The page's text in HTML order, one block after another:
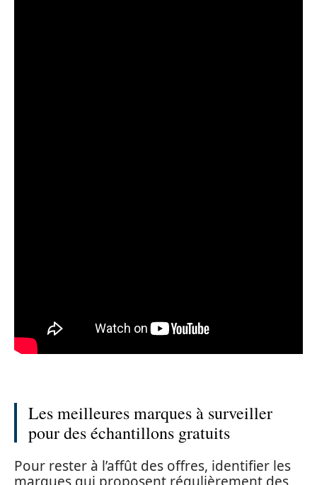
Les meilleures marques à surveiller
pour des échantillons gratuits
Pour rester à l’affût des offres, identifier les